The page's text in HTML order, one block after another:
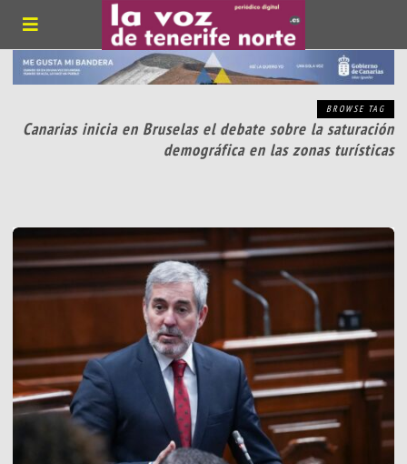
BROWSE TAG
Canarias inicia en Bruselas el debate sobre la saturación
demográfica en las zonas turísticas